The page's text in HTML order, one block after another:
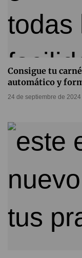
Consigue tu
automático y
24 de septiembre de 2024